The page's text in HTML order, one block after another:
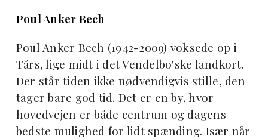
Poul Anker Bech
Poul Anker Bech (1942-2009) voksede op i
Tårs, lige midt i det Vendelbo'ske landkort.
Der står tiden ikke nødvendigvis stille, den
tager bare god tid. Det er en by, hvor
hovedvejen er både centrum og dagens
bedste mulighed for lidt spænding. Især når